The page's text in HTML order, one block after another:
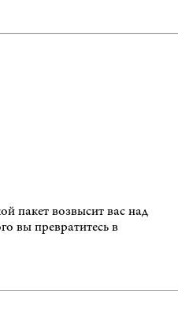
пакет возвысит вас над
вы превратитесь в